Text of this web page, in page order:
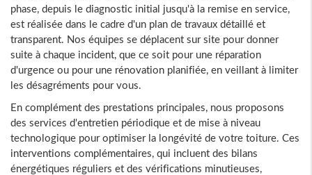
phase, depuis le diagnostic initial jusqu'à la remise en service,
est réalisée dans le cadre d'un plan de travaux détaillé et
transparent. Nos équipes se déplacent sur site pour donner
suite à chaque incident, que ce soit pour une réparation
d'urgence ou pour une rénovation planifiée, en veillant à limiter
les désagréments pour vous.
En complément des prestations principales, nous proposons
des services d'entretien périodique et de mise à niveau
technologique pour optimiser la longévité de votre toiture. Ces
interventions complémentaires, qui incluent des bilans
énergétiques réguliers et des vérifications minutieuses,